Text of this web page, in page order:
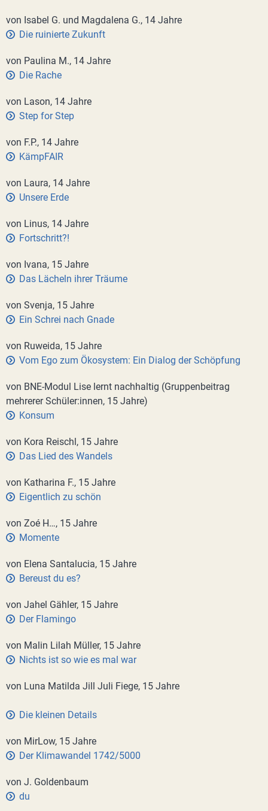
von Isabel G. und Magdalena G., 14 Jahre
Die ruinierte Zukunft
von Paulina M., 14 Jahre
Die Rache
von Lason, 14 Jahre
Step for Step
von F.P., 14 Jahre
KämpFAIR
von Laura, 14 Jahre
Unsere Erde
von Linus, 14 Jahre
Fortschritt?!
von Ivana, 15 Jahre
Das Lächeln ihrer Träume
von Svenja, 15 Jahre
Ein Schrei nach Gnade
von Ruweida, 15 Jahre
Vom Ego zum Ökosystem: Ein Dialog der Schöpfung
von BNE-Modul Lise lernt nachhaltig (Gruppenbeitrag
mehrerer Schüler:innen, 15 Jahre)
Konsum
von Kora Reischl, 15 Jahre
Das Lied des Wandels
von Katharina F., 15 Jahre
Eigentlich zu schön
von Zoé H…, 15 Jahre
Momente
von Elena Santalucia, 15 Jahre
Bereust du es?
von Jahel Gähler, 15 Jahre
Der Flamingo
von Malin Lilah Müller, 15 Jahre
Nichts ist so wie es mal war
von Luna Matilda Jill Juli Fiege, 15 Jahre
Die kleinen Details
von MirLow, 15 Jahre
Der Klimawandel 1742/5000
von J. Goldenbaum
du